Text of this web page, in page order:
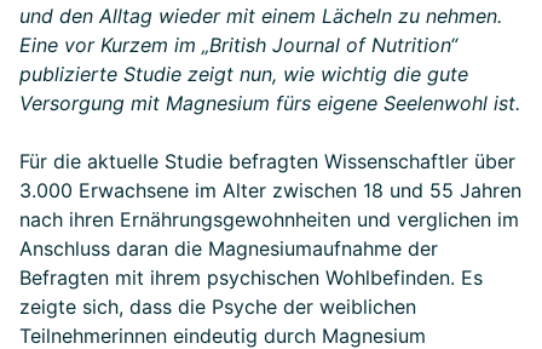
und den Alltag wieder mit einem Lächeln zu nehmen.
Eine vor Kurzem im „British Journal of Nutrition“
publizierte Studie zeigt nun, wie wichtig die gute
Versorgung mit Magnesium fürs eigene Seelenwohl ist.
Für die aktuelle Studie befragten Wissenschaftler über
3.000 Erwachsene im Alter zwischen 18 und 55 Jahren
nach ihren Ernährungsgewohnheiten und verglichen im
Anschluss daran die Magnesiumaufnahme der
Befragten mit ihrem psychischen Wohlbefinden. Es
zeigte sich, dass die Psyche der weiblichen
Teilnehmerinnen eindeutig durch Magnesium